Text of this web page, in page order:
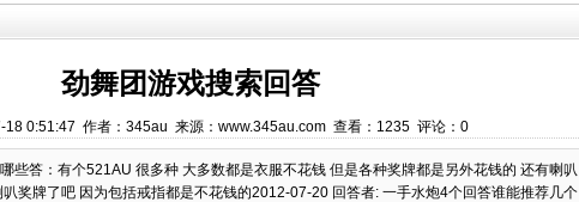
劲舞团游戏搜索回答
18 0:51:47 作者：345au 来源：www.345au.com 查看： 1235 评论： 0
些答：有个521AU 很多种 大多数都是衣服不花钱 但是各种奖牌都是另外花钱的 还有喇叭
奖牌了吧 因为包括戒指都是不花钱的2012-07-20 回答者: 一手水炮4个回答谁能推荐几个